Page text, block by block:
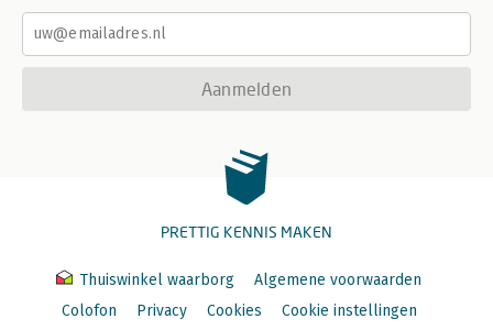
Aanmelden
PRETTIG KENNIS MAKEN
Thuiswinkel waarborg
Algemene voorwaarden
Colofon
Privacy Cookies Cookie instellingen